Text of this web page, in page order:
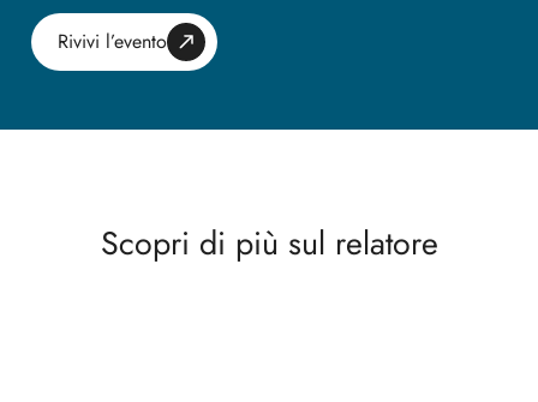
Rivivi l’evento
Scopri di più sul relatore